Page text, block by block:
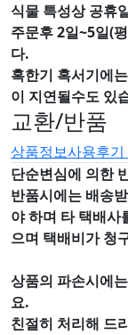
식물 특성상 공휴
주문후 2일~5일(
다.
혹한기 혹서기에
이 지연될수도 있
교환/반품
상품정보사용후기
단순변심에 의한
반품시에는 배송
야 하며 타 택배사
으며 택배비가 청
상품의 파손시에
요.
친절히 처리해 드